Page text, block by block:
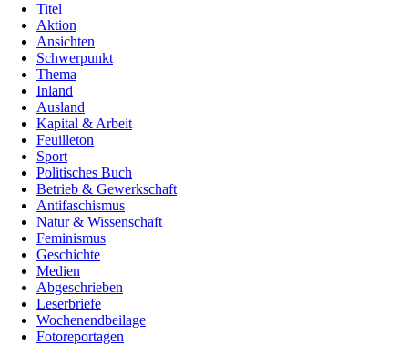
Titel
Aktion
Ansichten
Schwerpunkt
Thema
Inland
Ausland
Kapital & Arbeit
Feuilleton
Sport
Politisches Buch
Betrieb & Gewerkschaft
Antifaschismus
Natur & Wissenschaft
Feminismus
Geschichte
Medien
Abgeschrieben
Leserbriefe
Wochenendbeilage
Fotoreportagen